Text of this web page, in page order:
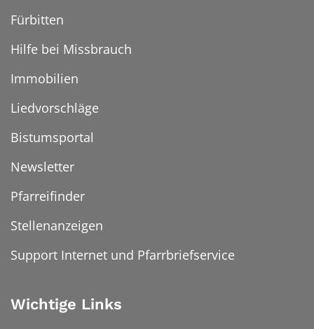
Fürbitten
Hilfe bei Missbrauch
Immobilien
Liedvorschläge
Bistumsportal
Newsletter
Pfarreifinder
Stellenanzeigen
Support Internet und Pfarrbriefservice
Wichtige Links